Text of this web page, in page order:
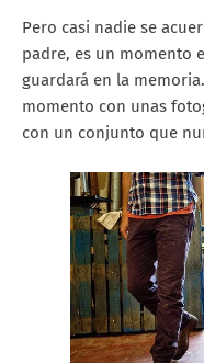
Pero casi nadie se
padre, es un momento
guardará en la
momento con unas
con un conjunto que